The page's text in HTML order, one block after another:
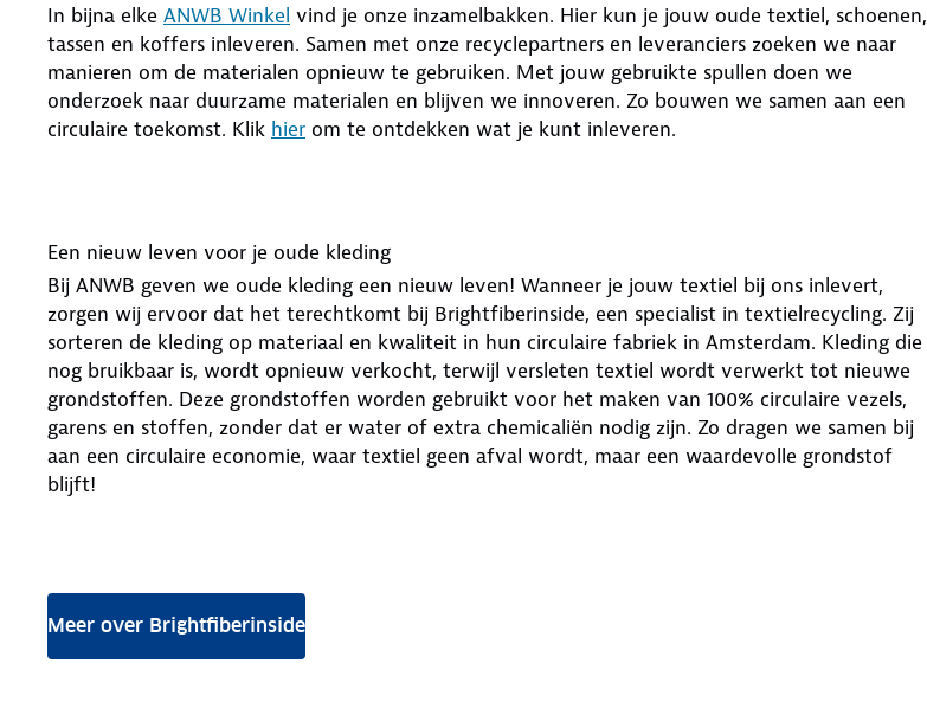
In bijna elke ANWB Winkel vind je onze inzamelbakken. Hier kun je jouw oude textiel, schoenen,
tassen en koffers inleveren. Samen met onze recyclepartners en leveranciers zoeken we naar
manieren om de materialen opnieuw te gebruiken. Met jouw gebruikte spullen doen we
onderzoek naar duurzame materialen en blijven we innoveren. Zo bouwen we samen aan een
circulaire toekomst. Klik hier om te ontdekken wat je kunt inleveren.
Een nieuw leven voor je oude kleding
Bij ANWB geven we oude kleding een nieuw leven! Wanneer je jouw textiel bij ons inlevert,
zorgen wij ervoor dat het terechtkomt bij Brightfiberinside, een specialist in textielrecycling. Zij
sorteren de kleding op materiaal en kwaliteit in hun circulaire fabriek in Amsterdam. Kleding die
nog bruikbaar is, wordt opnieuw verkocht, terwijl versleten textiel wordt verwerkt tot nieuwe
grondstoffen. Deze grondstoffen worden gebruikt voor het maken van 100% circulaire vezels,
garens en stoffen, zonder dat er water of extra chemicaliën nodig zijn. Zo dragen we samen bij
aan een circulaire economie, waar textiel geen afval wordt, maar een waardevolle grondstof
blijft!
Meer over Brightfiberinside